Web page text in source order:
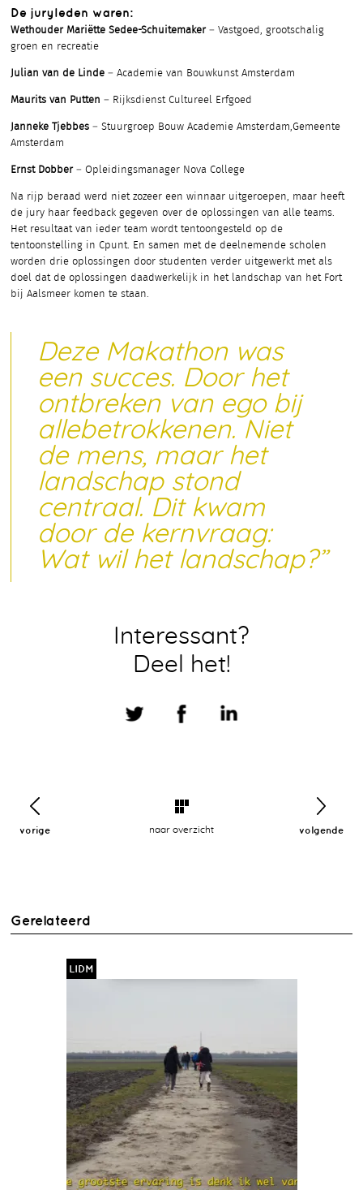
De juryleden waren:
Wethouder Mariëtte Sedee-Schuitemaker– Vastgoed, grootschalig
groen en recreatie
Julian van de Linde – Academie van Bouwkunst Amsterdam
Maurits van Putten – Rijksdienst Cultureel Erfgoed
Janneke Tjebbes – Stuurgroep Bouw Academie Amsterdam,Gemeente
Amsterdam
Ernst Dobber– Opleidingsmanager Nova College
Na rijp beraad werd niet zozeer een winnaar uitgeroepen, maar heeft
de jury haar feedback gegeven over de oplossingen van alle teams.
Het resultaat van ieder team wordt tentoongesteld op de
tentoonstelling in Cpunt. En samen met de deelnemende scholen
worden drie oplossingen door studenten verder uitgewerkt met als
doel dat de oplossingen daadwerkelijk in het landschap van het Fort
bij Aalsmeer komen te staan.
Deze Makathon was
een succes. Door het
ontbreken van ego bij
allebetrokkenen. Niet
de mens, maar het
landschap stond
centraal. Dit kwam
door de kernvraag:
Wat wil het landschap?”
Interessant?
Deel het!
vorige naar overzicht volgende
Gerelateerd
LIDM